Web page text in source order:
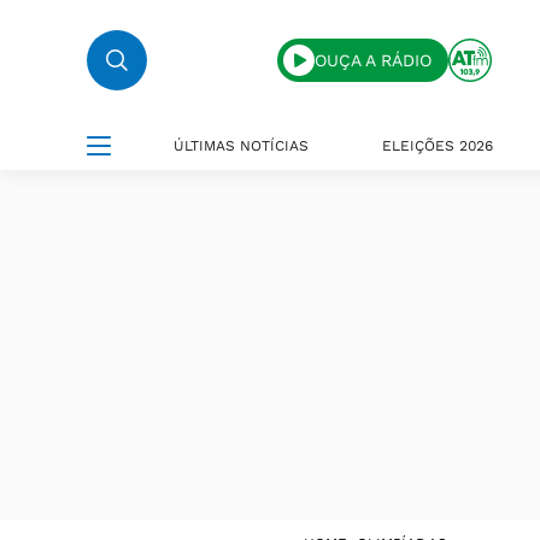
OUÇA A RÁDIO
ÚLTIMAS NOTÍCIAS ELEIÇÕES 2026